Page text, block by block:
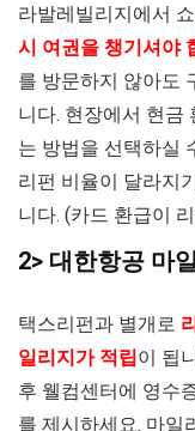
라발레빌리지에서
시 여권을 챙기셔야
를 방문하지 않아도
니다. 현장에서 현금
는 방법을 선택하실
리펀 비율이 달라지
니다. (카드 환급이
2> 대한항공 마
택스리펀과 별개로
일리지가 적립이 됩
후 웰컴센터에 영수
를 제시하세요. 마일